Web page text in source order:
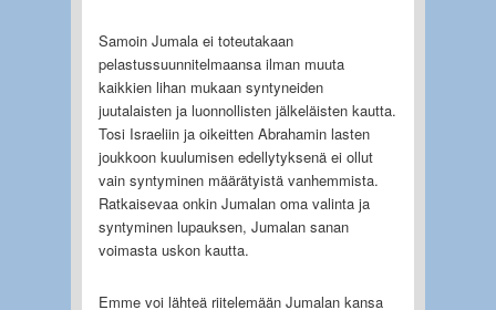
Samoin Jumala ei toteutakaan
pelastussuunnitelmaansa ilman muuta
kaikkien lihan mukaan syntyneiden
juutalaisten ja luonnollisten jälkeläisten kautta.
Tosi Israeliin ja oikeitten Abrahamin lasten
joukkoon kuulumisen edellytyksenä ei ollut
vain syntyminen määrätyistä vanhemmista.
Ratkaisevaa onkin Jumalan oma valinta ja
syntyminen lupauksen, Jumalan sanan
voimasta uskon kautta.
Emme voi lähteä riitelemään Jumalan kansa